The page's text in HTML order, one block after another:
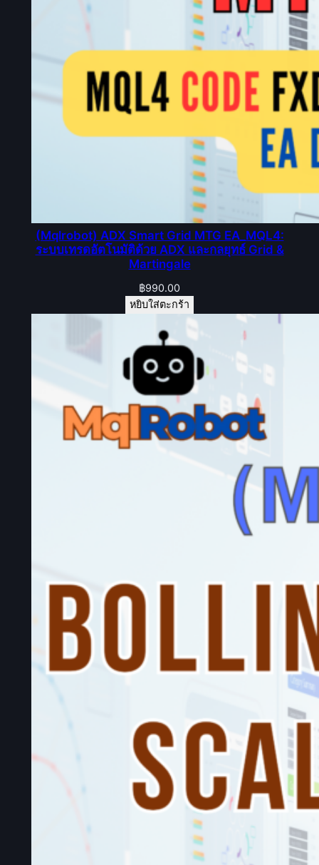
(Mqlrobot) ADX Smart Grid MTG EA_MQL4:
ระบบเทรดอัตโนมัติด้วย ADX และกลยุทธ์ Grid &
Martingale
฿990.00
หยิบใส่ตะกร้า